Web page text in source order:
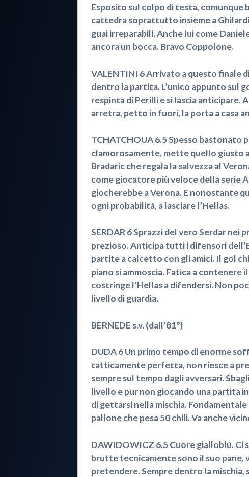
Esposito sul colpo di testa, comunque
cattedra soprattutto insieme a
guai irreparabili. Anche lui come
ancora un bocca. Bravo Coppolone.
VALENTINI 6 Arrivato a questo finale
dentro la partita. L’unico appunto sul
respinta di Perilli e si lascia
arretra, petto in fuori, la porta a casa
TCHATCHOUA 6.5 Spesso
clamorosamente, mette quello giusto
Bradaric che regala la salvezza al
come giocatore più veloce della serie
giocherebbe a Verona. E nonostante
ogni probabilità, a lasciare l’Hellas.
SERDAR 6 Sprazzi del vero Serdar
prezioso. Anticipa tutti i difensori
partite a calcetto con gli amici. Il gol
piano si ammoscia. Fatica a
costringe l’Hellas a difendersi. Non
livello di guardia.
BERNEDE s.v. (dall’81°)
DUDA 6 Un primo tempo di enorme
tatticamente perfetta, non riesce a
sempre sul tempo dagli avversari.
livello e pur non giocando una partita
di gettarsi nella mischia.
pallone che pesa 50 chili. Va anche
DAWIDOWICZ 6.5 Cuore gialloblù. Ci
brutte tecnicamente sono il suo pane,
pretendere. Sempre dentro la mischia,